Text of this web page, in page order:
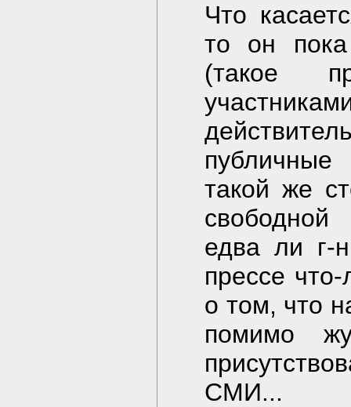
Что
то он
(такое
такой же
едва ли г-
прессе
о том, что
помимо
СМИ...